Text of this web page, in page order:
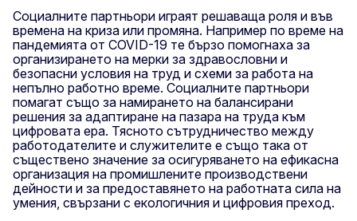
Социалните партньори играят решаваща роля и във
времена на криза или промяна. Например по време на
пандемията от COVID-19 те бързо помогнаха за
организирането на мерки за здравословни и
безопасни условия на труд и схеми за работа на
непълно работно време. Социалните партньори
помагат също за намирането на балансирани
решения за адаптиране на пазара на труда към
цифровата ера. Тясното сътрудничество между
работодателите и служителите е също така от
съществено значение за осигуряването на ефикасна
организация на промишлените производствени
дейности и за предоставянето на работната сила на
умения, свързани с екологичния и цифровия преход.